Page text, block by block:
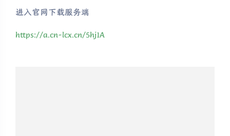
进入官网下载服务端
https://a.cn-lcx.cn/5hj1A